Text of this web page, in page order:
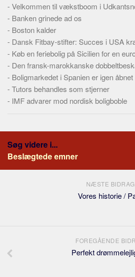
-Velkommen til vækstboom i
- Banken grinede ad os
- Boston kalder
- Dansk Fitbay-stifter: Succes i USA
- Køb en feriebolig på Sicilien for en
- Den fransk-marokkanske
- Boligmarkedet i Spanien er igen åbnet
-Tutors behandles som stjerner
- IMF advarer mod nordisk boligboble
Søg videre i...
Beslægtede emner
NÆSTE BIDRAG
Vores historie /
FOREGÅENDE
Perfekt